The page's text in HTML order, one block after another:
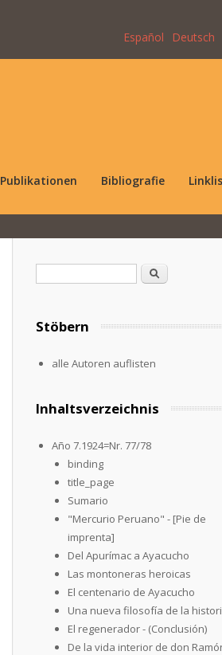
Español Deutsch
Publikationen Bibliografie
Suche
Stöbern
alle Autoren auflisten
Inhaltsverzeichnis
Año 7.1924=Nr. 77/78
binding
title_page
Sumario
"Mercurio Peruano" - [Pie de
imprenta]
Del Apurímac a Ayacucho
Las montoneras heroicas
El centenario de Ayacucho
Una nueva filosofía de la
El regenerador - (Conclusión)
De la vida interior de don